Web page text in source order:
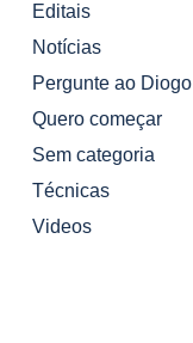
Editais
Notícias
Pergunte ao Diogo
Quero começar
Sem categoria
Técnicas
Videos